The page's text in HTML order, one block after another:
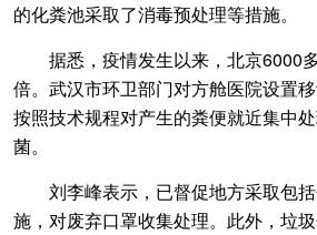
的化粪池采取了消毒预处理等措施。
据悉，疫情发生以来，北京6000
倍。武汉市环卫部门对方舱医院设置
按照技术规程对产生的粪便就近集中
菌。
刘李峰表示，已督促地方采取包括
施，对废弃口罩收集处理。此外，垃